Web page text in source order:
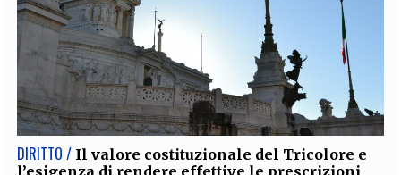
DIRITTO / Il valore costituzionale del Tricolore e
l’esigenza di rendere effettive le prescrizioni